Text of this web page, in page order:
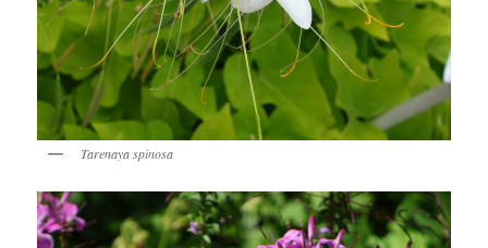
Tarenaya spinosa